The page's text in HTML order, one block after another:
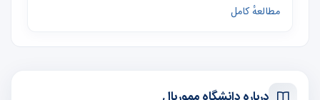
مطالعهٔ کامل